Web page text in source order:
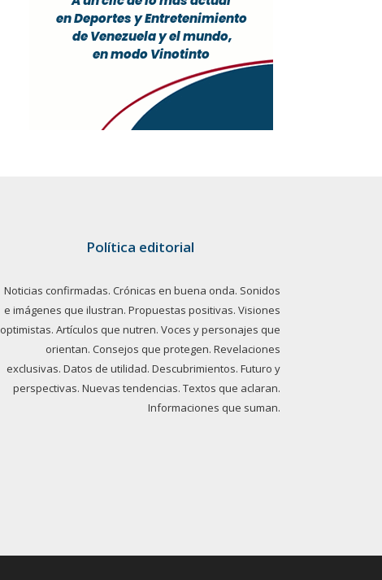
Política editorial
Noticias confirmadas. Crónicas en buena onda. Sonidos
e imágenes que ilustran. Propuestas positivas. Visiones
optimistas. Artículos que nutren. Voces y personajes que
orientan. Consejos que protegen. Revelaciones
exclusivas. Datos de utilidad. Descubrimientos. Futuro y
perspectivas. Nuevas tendencias. Textos que aclaran.
Informaciones que suman.